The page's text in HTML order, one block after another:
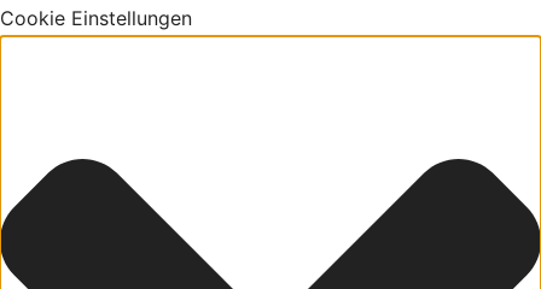
Cookie Einstellungen